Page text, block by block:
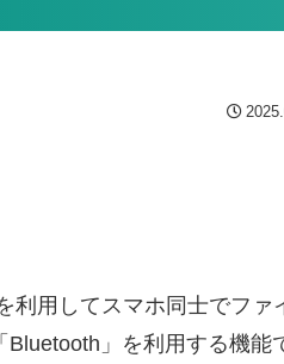
利用してスマホ同士でファ
」を利用する機能